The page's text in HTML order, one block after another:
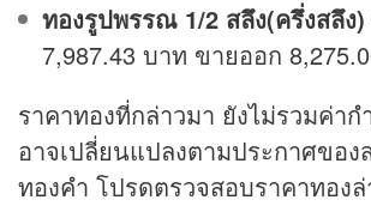
ทองรูปพรรณ 1/2 สลึง(ครึ่งสลึง)
7,987.43 บาท ขายออก
ราคาทองที่กล่าวมา ยังไม่รวมค่าก
อาจเปลี่ยนแปลงตามประกาศของ
ทองคำ โปรดตรวจสอบราคาทอง